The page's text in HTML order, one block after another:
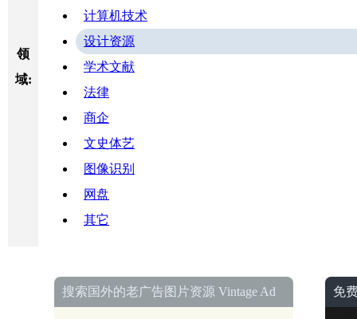
领
域:
计算机技术
设计资源
学术文献
法律
商企
文史体艺
图像识别
网盘
其它
搜索国外的老广告图片资源 Vintage Ad 免